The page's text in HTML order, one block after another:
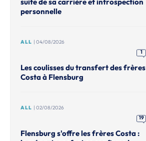
personnelle
ALL | 04/08/2026
1
Les coulisses du transfert des frères
Costa à Flensburg
ALL | 02/08/2026
19
Flensburg s'offre les frères Costa :